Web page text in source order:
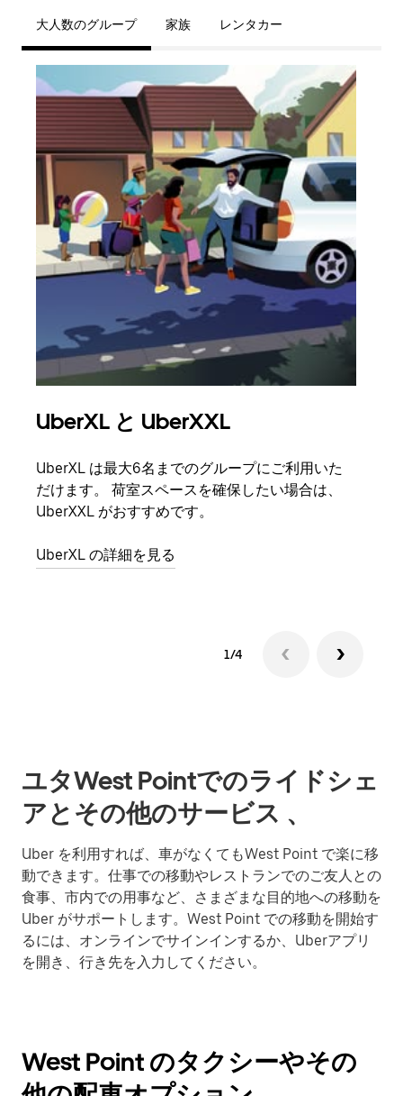
大人数のグループ 家族 レンタカー
UberXL と UberXXL
UberXL は最大6名までのグループにご利用いた
だけます。 荷室スペースを確保したい場合は、
UberXXL がおすすめです。
UberXL の詳細を見る
1/4
ユタWest Pointでのライドシェ
アとその他のサービス 、
Uber を利用すれば、車がなくてもWest Point で楽に移
動できます。仕事での移動やレストランでのご友人との
食事、市内での用事など、さまざまな目的地への移動を
Uber がサポートします。West Point での移動を開始す
るには、オンラインでサインインするか、Uberアプリ
を開き、行き先を入力してください。
West Point のタクシーやその